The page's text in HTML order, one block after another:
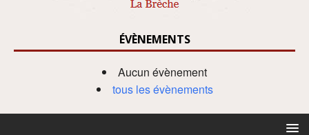
ÉVÈNEMENTS
Aucun évènement
tous les évènements